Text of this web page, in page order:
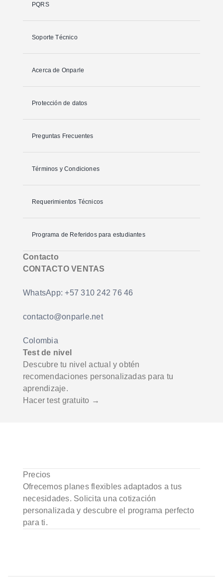
PQRS
Soporte Técnico
Acerca de Onparle
Protección de datos
Preguntas Frecuentes
Términos y Condiciones
Requerimientos Técnicos
Programa de Referidos para estudiantes
Contacto
CONTACTO VENTAS
WhatsApp: +57 310 242 76 46
contacto@onparle.net
Colombia
Test de nivel
Descubre tu nivel actual y obtén
recomendaciones personalizadas para tu
aprendizaje.
Hacer test gratuito →
Precios
Ofrecemos planes flexibles adaptados a tus
necesidades. Solicita una cotización
personalizada y descubre el programa perfecto
para ti.